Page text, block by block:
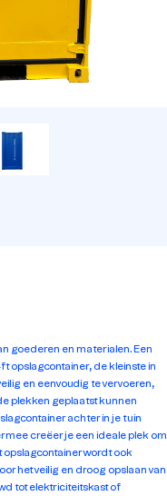
goederen en materialen. Een
opslagcontainer, de kleinste in
en eenvoudig te vervoeren,
plekken geplaatst kunnen
achter in je tuin
creëer je een ideale plek om
wordt ook
het veilig en droog opslaan van
tot elektriciteitskast of